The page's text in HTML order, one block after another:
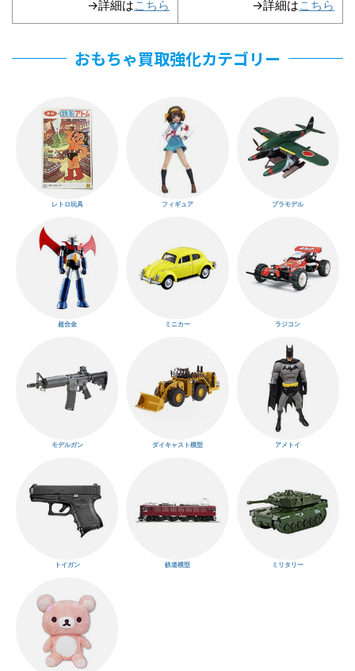
→詳細はこちら
→詳細はこちら
おもちゃ買取強化カテゴリー
レトロ玩具 フィギュア プラモデル
超合金 ミニカー ラジコン
モデルガン ダイキャスト模型 アメトイ
トイガン 鉄道模型 ミリタリー